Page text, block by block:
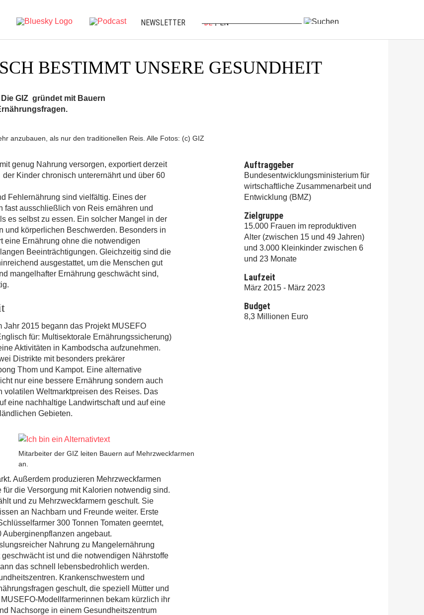
NEWSLETTER DE EN
BESTIMMT UNSERE GESUNDHEIT
GIZ gründet mit Bauern
anzubauen, als nur den traditionellen Reis. Alle Fotos: (c) GIZ
Auftraggeber
Bundesentwicklungsministerium für
wirtschaftliche Zusammenarbeit und
Entwicklung (BMZ)
Zielgruppe
15.000 Frauen im reproduktiven
Alter (zwischen 15 und 49 Jahren)
und 3.000 Kleinkinder zwischen 6
und 23 Monate
Laufzeit
März 2015 - März 2023
Budget
8,3 Millionen Euro
genug Nahrung versorgen, exportiert derzeit
Kinder chronisch unterernährt und über 60
Fehlernährung sind vielfältig. Eines der
fast ausschließlich von Reis ernähren und
es selbst zu essen. Ein solcher Mangel in der
und körperlichen Beschwerden. Besonders in
eine Ernährung ohne die notwendigen
Beeinträchtigungen. Gleichzeitig sind die
ausgestattet, um die Menschen gut
mangelhafter Ernährung geschwächt sind,
Jahr 2015 begann das Projekt MUSEFO
für: Multisektorale Ernährungssicherung)
Aktivitäten in Kambodscha aufzunehmen.
Distrikte mit besonders prekärer
Thom und Kampot. Eine alternative
nur eine bessere Ernährung sondern auch
Weltmarktpreisen des Reises. Das
eine nachhaltige Landwirtschaft und auf eine
Gebieten.
Mitarbeiter der GIZ leiten Bauern auf Mehrzweckfarmen
an.
Außerdem produzieren Mehrzweckfarmen
die Versorgung mit Kalorien notwendig sind.
und zu Mehrzweckfarmern geschult. Sie
an Nachbarn und Freunde weiter. Erste
300 Tonnen Tomaten geerntet,
angebaut.
Nahrung zu Mangelernährung
ist und die notwendigen Nährstoffe
das schnell lebensbedrohlich werden.
Krankenschwestern und
geschult, die speziell Mütter und
Modellfarmerinnen bekam kürzlich ihr
Nachsorge in einem Gesundheitszentrum